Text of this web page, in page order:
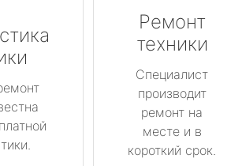
Ремонт
техники
Специалист
производит
ремонт на
месте и в
короткий срок.